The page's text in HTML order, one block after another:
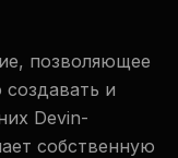
позволяющее
и
Devin-
собственную